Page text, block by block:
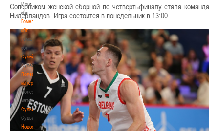
Могилевская
обл
Гомельская
обл
Гомельская
обл
Судейство
Судейство
Полезные
материалы
Полезные
материалы
Судьи
Судьи
Новости
Соперником женской сборной по четвертьфиналу стала команда
Нидерландов. Игра состоится в понедельник в 13:00.